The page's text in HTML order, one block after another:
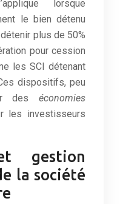
lorsque
le bien détenu
plus de 50%
pour cession
les SCI détenant
dispositifs, peu
des économies
les investisseurs
gestion
la société